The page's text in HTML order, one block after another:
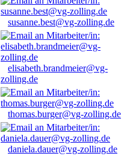
susanne.best@vg-zolling.de
elisabeth.brandmeier@vg-
zolling.de
thomas.burger@vg-zolling.de
daniela.dauer@vg-zolling.de